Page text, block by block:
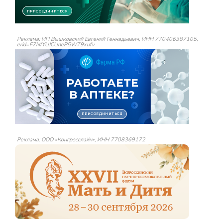
Реклама: ИП Вышковский Евгений Геннадьевич, ИНН 770406387105,
erid=F7NfYUJCUneP5W79xufv
Реклама: ООО «Конгресслайн», ИНН 7708369172